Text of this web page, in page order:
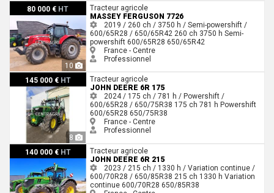
80 000 € HT
10
Massey Ferguson 7726 Tracteur agricole
MASSEY FERGUSON 7726
2019 / 260 ch / 3750 h / Semi-powershift /
600/65R28 / 650/65R42 260 ch 3750 h Semi-
powershift 600/65R28 650/65R42
France - Centre
Professionnel
145 000 € HT
8
John Deere 6R 175
Tracteur agricole
JOHN DEERE 6R 175
2024 / 175 ch / 781 h / Powershift /
600/65R28 / 650/75R38 175 ch 781 h Powershift
600/65R28 650/75R38
France - Centre
Professionnel
140 000 € HT
John Deere 6R 215
Tracteur agricole
JOHN DEERE 6R 215
2023 / 215 ch / 1330 h / Variation continue /
600/70R28 / 650/85R38 215 ch 1330 h Variation
continue 600/70R28 650/85R38